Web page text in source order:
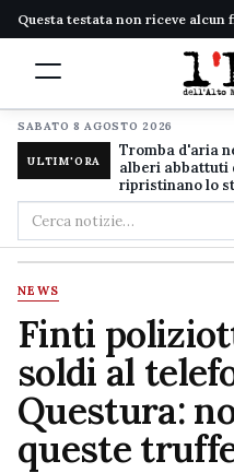
Questa testata non riceve alcun
SABATO 8 AGOSTO 2026
ULTIM'ORA
Tromba d'aria
alberi abbattuti
ripristinano lo
Cerca
nel
sito
NEWS
Finti
soldi al
Questura:
queste